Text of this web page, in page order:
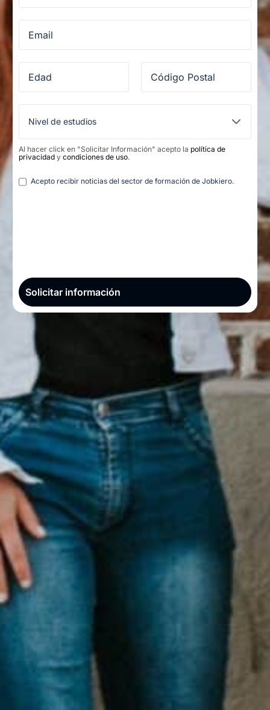
Al hacer click en "Solicitar Información" acepto la política de
privacidad y condiciones de uso.
Legal
Acepto recibir noticias del sector de formación de Jobkiero.